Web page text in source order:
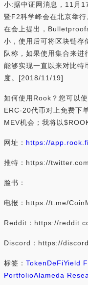
小:据中证网消息，11月
暨F2科学峰会在北京举行
在会上提出，
小，使用后可将区块链存
队称，如果使用集合来进
能够实现一直以来对比
度。[2018/11/19]
如何使用Rook？您可以
ERC-20代币对上免费下
MEV机会；我将以
网址： https://app.rook.fi
推特：https://
脸书：
电报：https://t.me/
Reddit：https://
Discord：https://
标签： TokenDeFiYield
PortfolioAlameda